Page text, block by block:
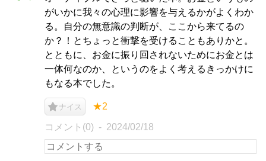
がいかに我々の心理に影響を与えるかがよくわか
る。自分の無意識の判断が、ここから来てるの
か？！とちょっと衝撃を受けることもありかと。
とともに、お金に振り回されないためにお金とは
一体何なのか、というのをよく考えるきっかけに
もなる本でした。
ナイス ★2
コメント(0) 2024/02/18